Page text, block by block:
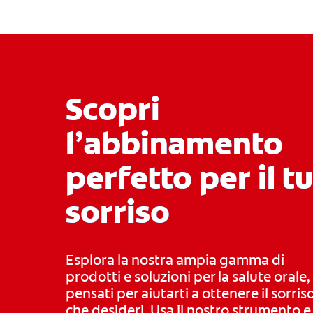
Scopri
l’abbinamento
perfetto per il
sorriso
Esplora la nostra ampia gamma di
prodotti e soluzioni per la salute orale,
pensati per aiutarti a ottenere il